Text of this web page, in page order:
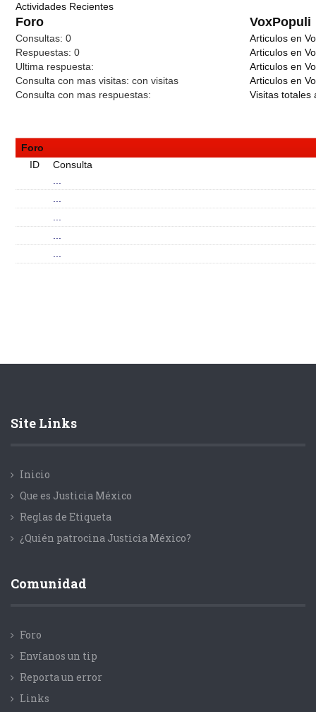
Actividades Recientes
Foro VoxPopuli
Consultas: 0
Respuestas: 0
Ultima respuesta:
Consulta con mas visitas: con visitas
Consulta con mas respuestas:
Articulos en
Articulos en
Articulos en
Articulos en
Visitas totales
Foro
ID
Consulta
Site Links
Inicio
Que es Justicia México
Reglas de Etiqueta
¿Quién patrocina Justicia México?
Comunidad
Foro
Envíanos un tip
Reporta un error
Links